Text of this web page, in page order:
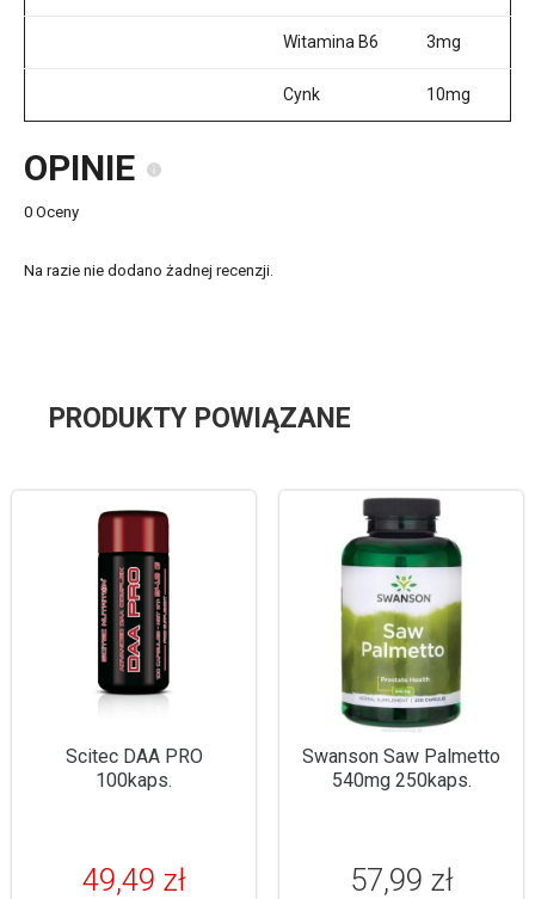
Witamina B6 3mg
Cynk 10mg
OPINIE
0 Oceny
Na razie nie dodano żadnej recenzji.
PRODUKTY POWIĄZANE
Scitec DAA PRO
100kaps.
49,49 zł
Swanson Saw Palmetto
540mg 250kaps.
57,99 zł